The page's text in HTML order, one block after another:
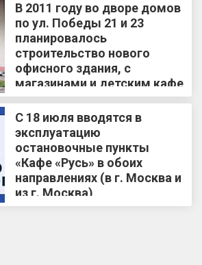
В 2011 году во дворе домов
по ул. Победы 21 и 23
планировалось
строительство нового
офисного здания, с
магазинами и детским кафе
С 18 июля вводятся в
эксплуатацию
остановочные пункты
«Кафе «Русь» в обоих
направлениях (в г. Москва и
из г. Москва)